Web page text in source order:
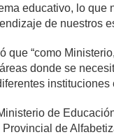
educativo, lo
de nuestros
que “como
donde se
instituciones
de
de